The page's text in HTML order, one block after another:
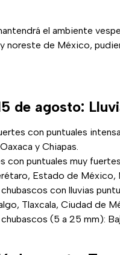
el ambiente
noreste de México,
de agosto:
con puntuales
y Chiapas.
con puntuales muy
Estado de México,
con lluvias
Tlaxcala, Ciudad de
(5 a 25 mm):